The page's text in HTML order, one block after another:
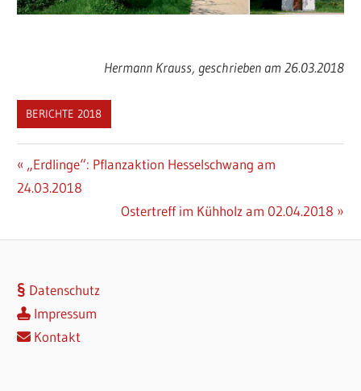
Hermann Krauss, geschrieben am 26.03.2018
BERICHTE 2018
Beitragsnavigation
Vorheriger
Beitrag:
„Erdlinge“: Pflanzaktion Hesselschwang am
24.03.2018
Nächster
Ostertreff im Kühholz am 02.04.2018
Datenschutz
Impressum
Kontakt